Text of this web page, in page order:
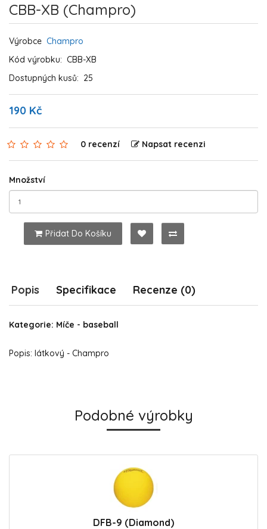
CBB-XB (Champro)
Výrobce Champro
Kód výrobku: CBB-XB
Dostupných kusů: 25
190 Kč
0 recenzí Napsat recenzi
Množství
Přidat Do Košíku
Popis Specifikace Recenze (0)
Kategorie: Míče - baseball
Popis: látkový - Champro
Podobné výrobky
DFB-9 (Diamond)